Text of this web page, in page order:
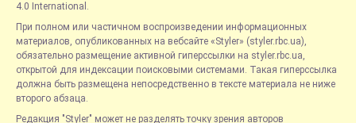
4.0 International.
При полном или частичном воспроизведении информационных
материалов, опубликованных на вебсайте «Styler» (styler.rbc.ua),
обязательно размещение активной гиперссылки на styler.rbc.ua,
открытой для индексации поисковыми системами. Такая гиперссылка
должна быть размещена непосредственно в тексте материала не ниже
второго абзаца.
Редакция "Styler" может не разделять точку зрения авторов